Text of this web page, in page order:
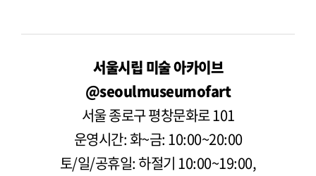
서울시립 미술 아카이브
@seoulmuseumofart
서울 종로구 평창문화로 101
운영시간: 화~금: 10:00~20:00
토/일/공휴일: 하절기 10:00~19:00,